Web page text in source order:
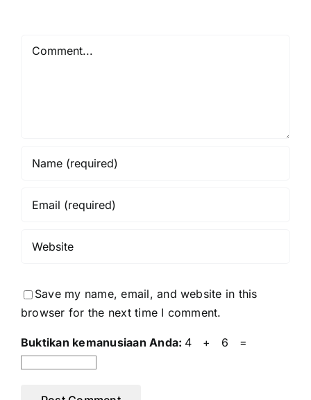
Comment
Save my name, email, and website in this
browser for the next time I comment.
Buktikan kemanusiaan Anda: 4 + 6 =